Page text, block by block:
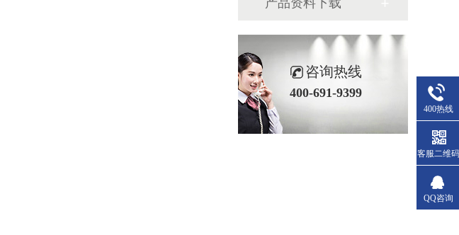
产品资料下载
咨询热线
400-691-9399
400热线
客服二维码
QQ咨询